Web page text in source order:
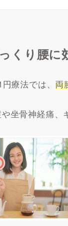
くり腰に
療法では、両
坐骨神経痛、